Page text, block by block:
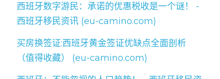
西班牙数字游民：承诺的优惠税收是一个谜！ -
西班牙移民资讯 (eu-camino.com)
买房换签证:西班牙黄金签证优缺点全面剖析
（值得收藏） (eu-camino.com)